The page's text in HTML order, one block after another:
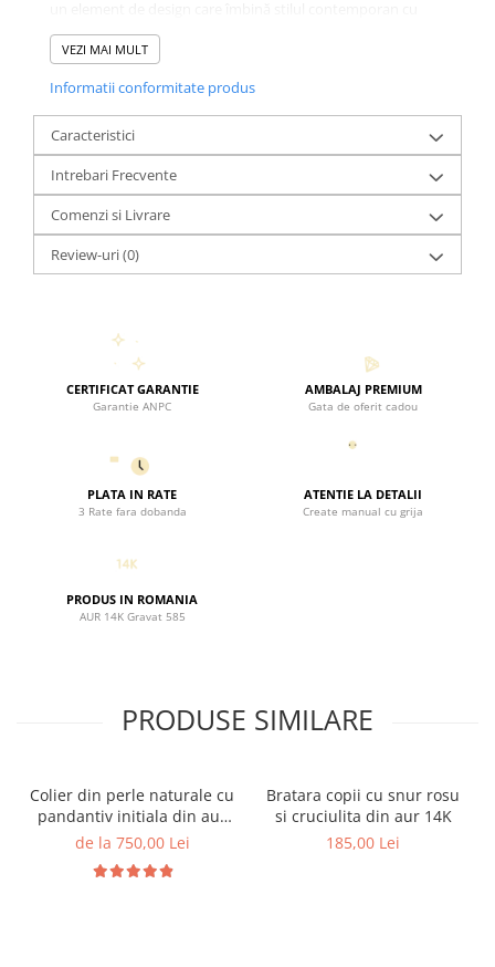
clasicul, făcând din acest colier o bijuterie deosebită.
Colierul este livrat într-un ambalaj premium, gata să fie
Fiecare produs vine însoțit de certificat de garanție și
conformitate pentru autenticitatea perlelor și a aurului, iar
factura este disponibilă în contul BlackSwan Bijoux după
recepționarea produsului.
VEZI MAI MULT
Informatii conformitate produs
Caracteristici
Intrebari Frecvente
Comenzi si Livrare
Review-uri(0)
CERTIFICAT GARANTIE
Garantie ANPC
AMBALAJ PREMIUM
Gata de oferit cadou
PLATA IN RATE
3 Rate fara dobanda
ATENTIE LA DETALII
Create manual cu grija
PRODUS IN ROMANIA
AUR 14K Gravat 585
PRODUSE SIMILARE
Colier din perle naturale cu
pandantiv initiala din aur
14K si bilute din aur 14K de
de la 750,00 Lei
Bratara copii cu snur rosu
si cruciulita din aur 14K
185,00 Lei